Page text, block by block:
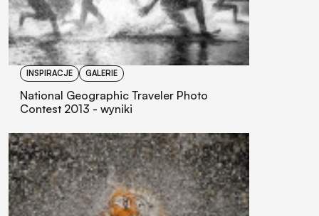
INSPIRACJE GALERIE
National Geographic Traveler Photo
Contest 2013 - wyniki